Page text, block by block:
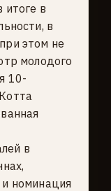
итоге в
в
этом не
молодого
10-
в
номинация